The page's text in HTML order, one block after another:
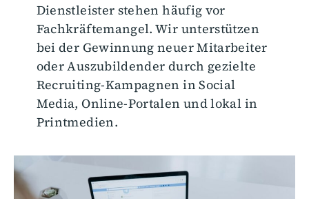
Dienstleister stehen häufig vor
Fachkräftemangel. Wir unterstützen
bei der Gewinnung neuer Mitarbeiter
oder Auszubildender durch gezielte
Recruiting-Kampagnen in Social
Media, Online-Portalen und lokal in
Printmedien.